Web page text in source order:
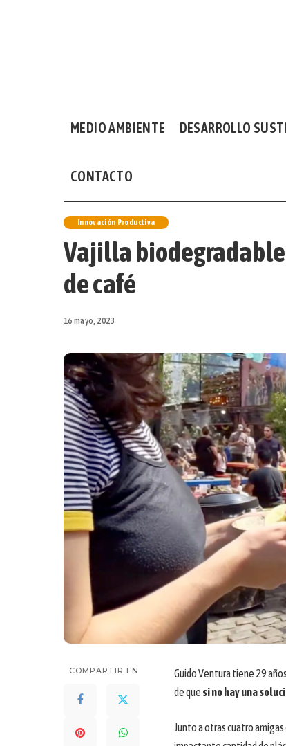
MEDIO AMBIENTE DESARROLLO
CONTACTO
Innovación Productiva
Vajilla
de café
16 mayo, 2023
COMPARTIR EN
Guido Ventura tiene 29
de que si no hay una
Junto a otras cuatro